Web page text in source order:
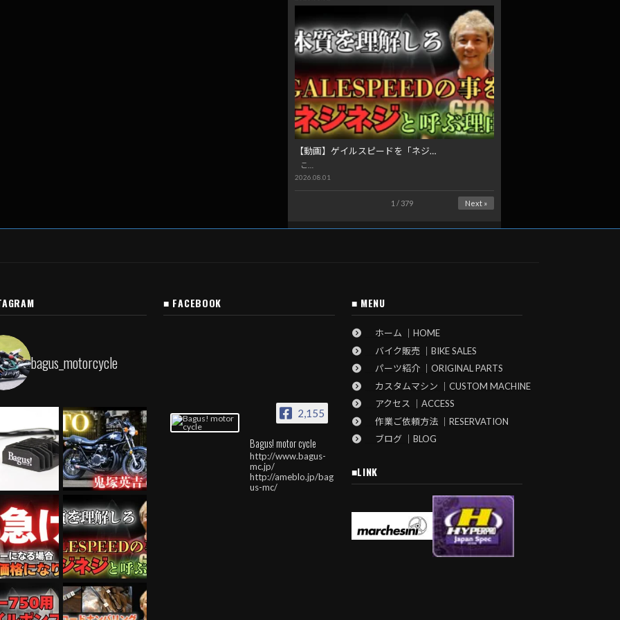
【動画】ゲイルスピードを「ネジ…
こ…
2026.08.01
1 / 379 Next »
bagus_motorcycle
■ FACEBOOK
2,155
Bagus! motor cycle
http://www.bagus-
mc.jp/
http://ameblo.jp/bag
us-mc/
■ MENU
ホーム ｜HOME
バイク販売 ｜BIKE SALES
パーツ紹介 ｜ORIGINAL PARTS
カスタムマシン ｜CUSTOM MACHINE
アクセス ｜ACCESS
作業ご依頼方法 ｜RESERVATION
ブログ ｜BLOG
■LINK